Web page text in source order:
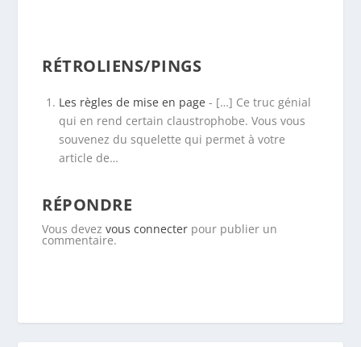
RÉTROLIENS/PINGS
Les règles de mise en page - […] Ce truc génial
qui en rend certain claustrophobe. Vous vous
souvenez du squelette qui permet à votre
article de…
RÉPONDRE
Vous devezvous connecter pour publier un
commentaire.